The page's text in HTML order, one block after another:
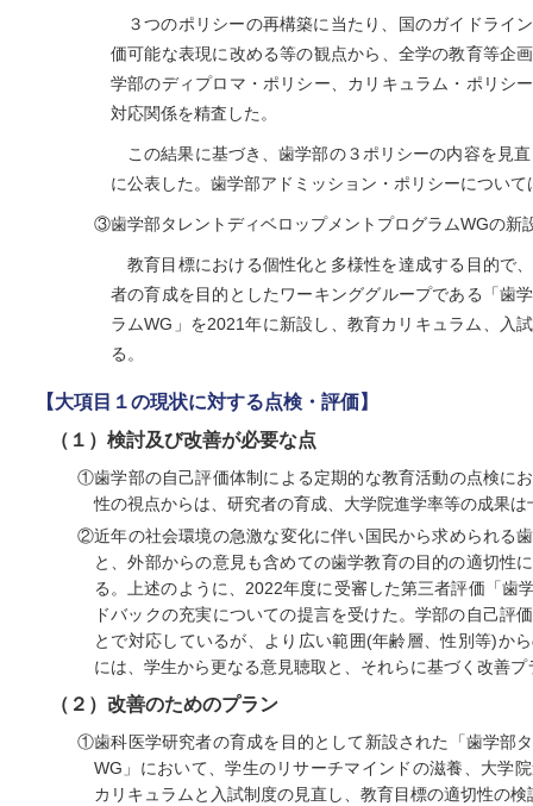
３つのポリシーの再構築に当たり、国のガイドライ
価可能な表現に改める等の観点から、全学の教育等企
学部のディプロマ・ポリシー、カリキュラム・ポリシ
対応関係を精査した。
この結果に基づき、歯学部の３ポリシーの内容を見
に公表した。歯学部アドミッション・ポリシーについ
③歯学部タレントディベロップメントプログラムWGの新
教育目標における個性化と多様性を達成する目的で
者の育成を目的としたワーキンググループである「歯
ラムWG」を2021年に新設し、教育カリキュラム、入
る。
【大項目１の現状に対する点検・評価】
（１）検討及び改善が必要な点
①歯学部の自己評価体制による定期的な教育活動の点検に
性の視点からは、研究者の育成、大学院進学率等の成果
②近年の社会環境の急激な変化に伴い国民から求められる
と、外部からの意見も含めての歯学教育の目的の適切性
る。上述のように、2022年度に受審した第三者評価「歯
ドバックの充実についての提言を受けた。学部の自己評
とで対応しているが、より広い範囲(年齢層、性別等)か
には、学生から更なる意見聴取と、それらに基づく改善
（２）改善のためのプラン
①歯科医学研究者の育成を目的として新設された「歯学部
WG」において、学生のリサーチマインドの滋養、大学
カリキュラムと入試制度の見直し、教育目標の適切性の検